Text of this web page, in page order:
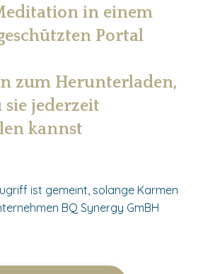
in einem
Portal
zum Herunterladen,
sie jederzeit
kannst
ist gemeint, solange Karmen
BQ Synergy GmBH